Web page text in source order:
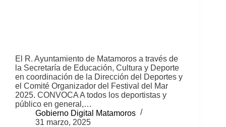
El R. Ayuntamiento de Matamoros a través de
la Secretaría de Educación, Cultura y Deporte
en coordinación de la Dirección del Deportes y
el Comité Organizador del Festival del Mar
2025. CONVOCA A todos los deportistas y
público en general,…
Gobierno Digital Matamoros
31 marzo, 2025